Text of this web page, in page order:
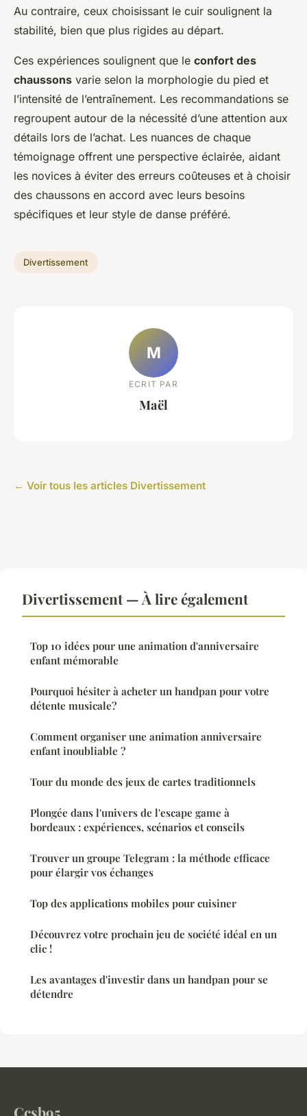
Au contraire, ceux choisissant le cuir soulignent la
stabilité, bien que plus rigides au départ.
Ces expériences soulignent que le confort des
chaussons varie selon la morphologie du pied et
l’intensité de l’entraînement. Les recommandations se
regroupent autour de la nécessité d’une attention aux
détails lors de l’achat. Les nuances de chaque
témoignage offrent une perspective éclairée, aidant
les novices à éviter des erreurs coûteuses et à choisir
des chaussons en accord avec leurs besoins
spécifiques et leur style de danse préféré.
Divertissement
M
ECRIT PAR
Maël
← Voir tous les articles Divertissement
Divertissement — À lire également
Top 10 idées pour une animation d'anniversaire
enfant mémorable
Pourquoi hésiter à acheter un handpan pour votre
détente musicale?
Comment organiser une animation anniversaire
enfant inoubliable ?
Tour du monde des jeux de cartes traditionnels
Plongée dans l'univers de l'escape game à
bordeaux : expériences, scénarios et conseils
Trouver un groupe Telegram : la méthode efficace
pour élargir vos échanges
Top des applications mobiles pour cuisiner
Découvrez votre prochain jeu de société idéal en un
clic !
Les avantages d'investir dans un handpan pour se
détendre
Ccsb95